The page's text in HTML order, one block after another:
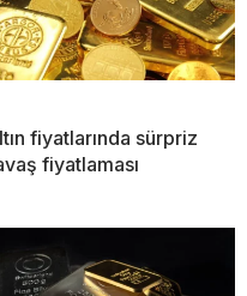
fiyatlarında sürpriz
fiyatlaması